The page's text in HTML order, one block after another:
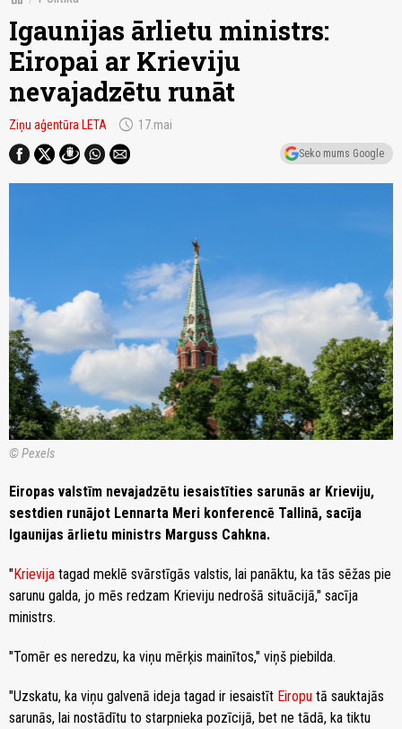
Igaunijas ārlietu ministrs:
Eiropai ar Krieviju
nevajadzētu runāt
Ziņu aģentūra LETA schedule 17.mai
Seko mums Google
© Pexels
Eiropas valstīm nevajadzētu iesaistīties sarunās ar Krieviju,
sestdien runājot Lennarta Meri konferencē Tallinā, sacīja
Igaunijas ārlietu ministrs Marguss Cahkna.
"Krievija tagad meklē svārstīgās valstis, lai panāktu, ka tās sēžas pie
sarunu galda, jo mēs redzam Krieviju nedrošā situācijā," sacīja
ministrs.
"Tomēr es neredzu, ka viņu mērķis mainītos," viņš piebilda.
"Uzskatu, ka viņu galvenā ideja tagad ir iesaistīt Eiropu tā sauktajās
sarunās, lai nostādītu to starpnieka pozīcijā, bet ne tādā, ka tiktu